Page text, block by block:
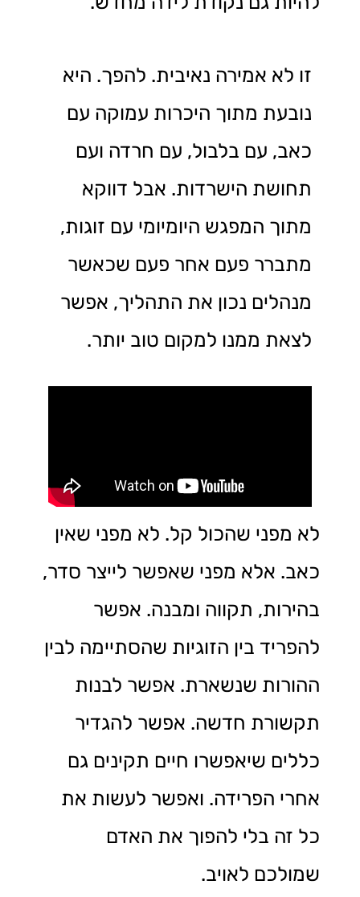
זו לא אמירה נאיבית. להפך. היא
נובעת מתוך היכרות עמוקה עם
כאב, עם בלבול, עם חרדה ועם
תחושת הישרדות. אבל דווקא
מתוך המפגש היומיומי עם זוגות,
מתברר פעם אחר פעם שכאשר
מנהלים נכון את התהליך, אפשר
לצאת ממנו למקום טוב יותר.
לא מפני שהכול קל. לא מפני שאין
כאב. אלא מפני שאפשר לייצר סדר,
בהירות, תקווה ומבנה. אפשר
להפריד בין הזוגיות שהסתיימה לבין
ההורות שנשארת. אפשר לבנות
תקשורת חדשה. אפשר להגדיר
כללים שיאפשרו חיים תקינים גם
אחרי הפרידה. ואפשר לעשות את
כל זה בלי להפוך את האדם
שמולכם לאויב.